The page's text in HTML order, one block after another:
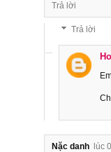
Trả lời
Trả lời
Nặc danh lúc